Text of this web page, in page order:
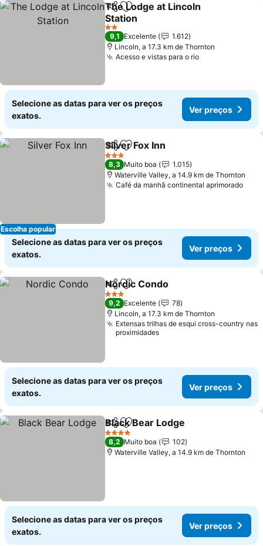
PartilharAdicionar aos favoritos
The Lodge at Lincoln
Station
2 Estrelas
9,1 Excelente
1.612
Lincoln, a 17.3 km de Thornton
Acesso e vistas para o rio
Selecione as datas para ver os preços
exatos.
Ver preços
Escolha popular
PartilharAdicionar aos favoritos
Silver Fox Inn
3 Estrelas
8,3 Muito boa
1.015
Waterville Valley, a 14.9 km de Thornton
Café da manhã continental aprimorado
Selecione as datas para ver os preços
exatos.
Ver preços
PartilharAdicionar aos favoritos
Nordic Condo
3 Estrelas
9,2 Excelente
78
Lincoln, a 17.3 km de Thornton
Extensas trilhas de esqui cross-country nas
proximidades
Selecione as datas para ver os preços
exatos.
Ver preços
PartilharAdicionar aos favoritos
Black Bear Lodge
4 Estrelas
8,2 Muito boa
102
Waterville Valley, a 14.9 km de Thornton
Selecione as datas para ver os preços
exatos.
Ver preços